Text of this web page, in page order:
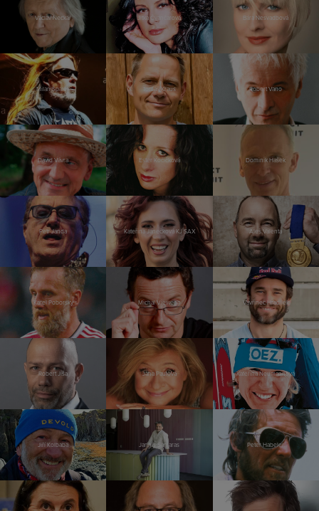
Václav Neckář Jitka Čvančarová Bára Nesvadbová
Milan Špalek Tomáš Kraus Robert Vano
David Vávra Ester Kočičková Dominik Hašek
Petr Janda Kateřina Janečková KJ SAX Aleš Valenta
Karel Poborský Michal Viewegh Vavřinec Hradilek
Robert Jíša Jana Paulová Kateřina Neumannová
Jiří Kolbaba Jannis Samaras Peter Habeler